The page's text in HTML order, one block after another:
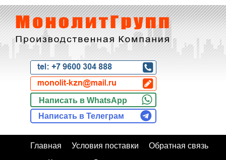
Написать в WhatsApp
Написать в Телеграм
Главная Условия поставки
Обратная связь